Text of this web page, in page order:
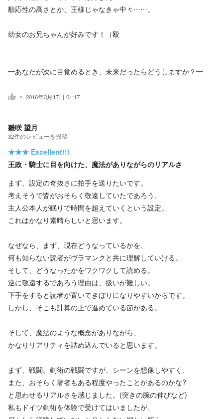
順応性の高さとか、王様じゃなきゃ中々……。
幼女のお兄ちゃんが好みです！（殴
━あなたが次に目覚めるとき、未来だったらどうしますか？━
2016年3月17日 01:17
雛咲 望月
32件のレビューを投稿
★★★ Excellent!!!
王政・騎士に目を向けた、魔法がありながらのリアルさ
まず、設定の奇抜さに拍手を送りたいです。
考えそうで皆がおそらく敬遠していたであろう、
主人公本人が眠りで時間を超えていくという設定。
これはかなり素晴らしいと思います。
なぜなら、まず、現在どうなっているかを、
何も知らない読者がヴラマンクと共に理解していける。
そして、どうなったかをワクワクして読める。
逆に敬遠するであろう理由は、扱いが難しい。
下手をすると読者が置いてきぼりになりやすいからです。
しかし、そこも計算の上で進めている節がある。
そして、魔法のような概念がありながら、
かなりリアリティを詰め込んでいると思います。
まず、戦闘。剣術の戦闘ですが、シーンを想像しやすく、
また、おそらく著者もある程度やったことがあるのかな?
と思わせるリアルさを感じました。(突きの腕の伸びなど)
私もドイツ剣術を体験で受けてはいましたが、